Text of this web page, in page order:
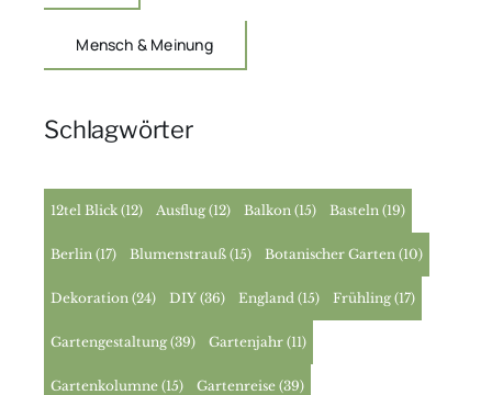
Mensch & Meinung
Schlagwörter
12tel Blick (12) Ausflug (12) Balkon (15) Basteln (19)
Berlin (17) Blumenstrauß (15) Botanischer Garten (10)
Dekoration (24) DIY (36) England (15) Frühling (17)
Gartengestaltung (39) Gartenjahr (11)
Gartenkolumne (15) Gartenreise (39)